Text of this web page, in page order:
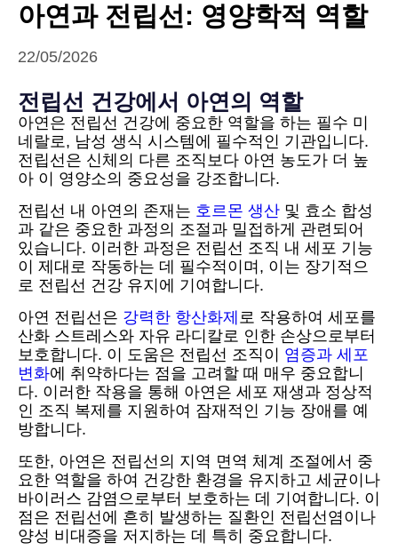
아연과 전립선: 영양학적 역할
22/05/2026
전립선 건강에서 아연의 역할
아연은 전립선 건강에 중요한 역할을 하는 필수 미
네랄로, 남성 생식 시스템에 필수적인 기관입니다.
전립선은 신체의 다른 조직보다 아연 농도가 더 높
아 이 영양소의 중요성을 강조합니다.
전립선 내 아연의 존재는 호르몬 생산 및 효소 합성
과 같은 중요한 과정의 조절과 밀접하게 관련되어
있습니다. 이러한 과정은 전립선 조직 내 세포 기능
이 제대로 작동하는 데 필수적이며, 이는 장기적으
로 전립선 건강 유지에 기여합니다.
아연 전립선은 강력한 항산화제 로 작용하여 세포를
산화 스트레스와 자유 라디칼로 인한 손상으로부터
보호합니다. 이 도움은 전립선 조직이 염증과 세포
변화에 취약하다는 점을 고려할 때 매우 중요합니
다. 이러한 작용을 통해 아연은 세포 재생과 정상적
인 조직 복제를 지원하여 잠재적인 기능 장애를 예
방합니다.
또한, 아연은 전립선의 지역 면역 체계 조절에서 중
요한 역할을 하여 건강한 환경을 유지하고 세균이나
바이러스 감염으로부터 보호하는 데 기여합니다. 이
점은 전립선에 흔히 발생하는 질환인 전립선염이나
양성 비대증을 저지하는 데 특히 중요합니다.